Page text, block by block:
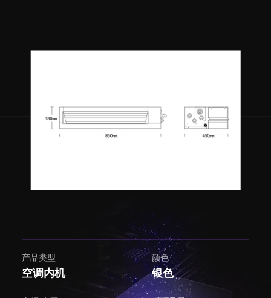
产品类型
空调内机
颜色
银色